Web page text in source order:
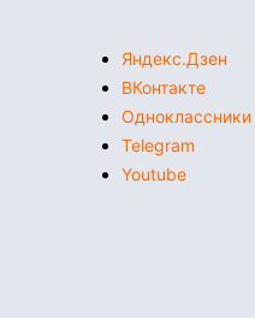
Яндекс.Дзен
ВКонтакте
Одноклассники
Telegram
Youtube